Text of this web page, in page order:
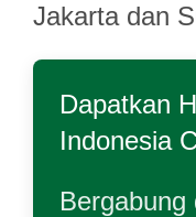
Jakarta dan
Dapatkan
Indonesia
Bergabung